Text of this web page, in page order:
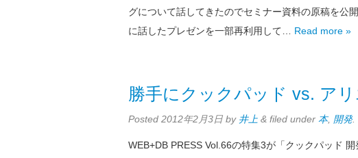
グについて話してきたのでセミナー資料の原稿を公
に話したプレゼンを一部再利用して… Read more »
勝手にクックパッド vs. ア
Posted 2012年2月3日 by 井上 & filed under 本, 開発.
WEB+DB PRESS Vol.66の特集3が「クックパッド